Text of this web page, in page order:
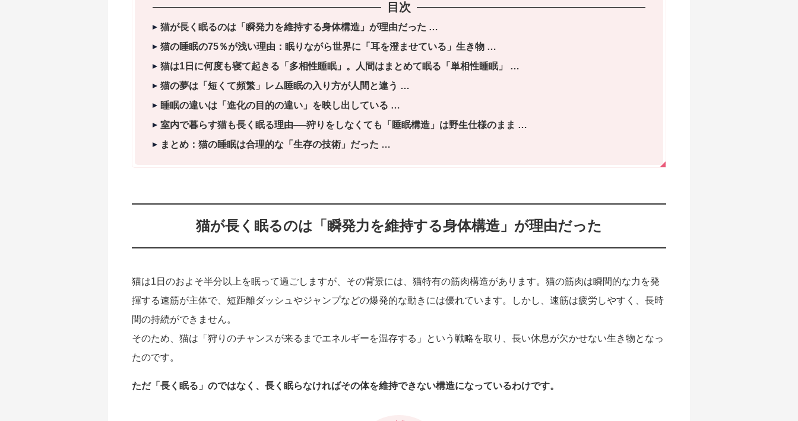
目次
猫が長く眠るのは「瞬発力を維持する身体構造」が理由だった
猫の睡眠の75％が浅い理由：眠りながら世界に「耳を澄ませている」生き物
猫は1日に何度も寝て起きる「多相性睡眠」。人間はまとめて眠る「単相性睡眠」
猫の夢は「短くて頻繁」レム睡眠の入り方が人間と違う
睡眠の違いは「進化の目的の違い」を映し出している
室内で暮らす猫も長く眠る理由──狩りをしなくても「睡眠構造」は野生仕様のまま
まとめ：猫の睡眠は合理的な「生存の技術」だった
猫が長く眠るのは「瞬発力を維持する身体構造」が理由だった
猫は1日のおよそ半分以上を眠って過ごしますが、その背景には、猫特有の筋肉構造があります。猫の筋肉は瞬間的な力を発
揮する速筋が主体で、短距離ダッシュやジャンプなどの爆発的な動きには優れています。しかし、速筋は疲労しやすく、長時
間の持続ができません。
そのため、猫は「狩りのチャンスが来るまでエネルギーを温存する」という戦略を取り、長い休息が欠かせない生き物となっ
たのです。
ただ「長く眠る」のではなく、長く眠らなければその体を維持できない構造になっているわけです。